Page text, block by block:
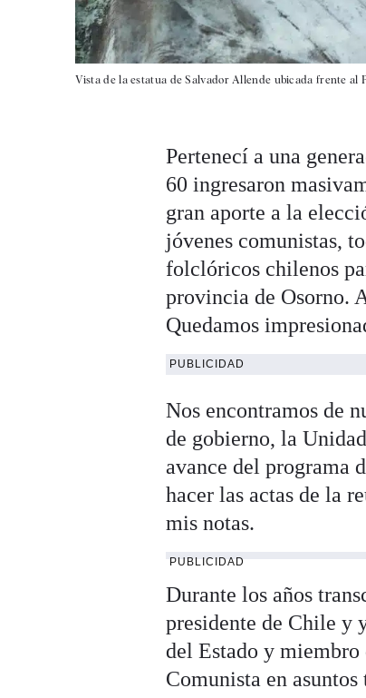
Vista de la estatua de Salvador Allende ubicada frente al
Pertenecí a una
60 ingresaron
gran aporte a la
jóvenes comunistas,
folclóricos chilenos
provincia de Osorno.
Quedamos
PUBLICIDAD
Nos encontramos de
de gobierno, la
avance del programa
hacer las actas de la
mis notas.
PUBLICIDAD
Durante los años
presidente de Chile y
del Estado y
Comunista en asuntos